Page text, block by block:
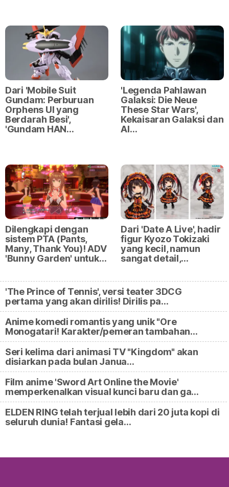
Dari 'Mobile Suit
Gundam: Perburuan
Orphens Ul yang
Berdarah Besi',
'Gundam HAN…
'Legenda Pahlawan
Galaksi: Die Neue
These Star Wars',
Kekaisaran Galaksi dan
Al…
Dilengkapi dengan
sistem PTA (Pants,
Many, Thank You)! ADV
'Bunny Garden' untuk…
Dari 'Date A Live', hadir
figur Kyozo Tokizaki
yang kecil, namun
sangat detail,…
'The Prince of Tennis', versi teater 3DCG
pertama yang akan dirilis! Dirilis pa…
Anime komedi romantis yang unik "Ore
Monogatari! Karakter/pemeran tambahan…
Seri kelima dari animasi TV "Kingdom" akan
disiarkan pada bulan Janua…
Film anime 'Sword Art Online the Movie'
memperkenalkan visual kunci baru dan ga…
ELDEN RING telah terjual lebih dari 20 juta kopi di
seluruh dunia! Fantasi gela…